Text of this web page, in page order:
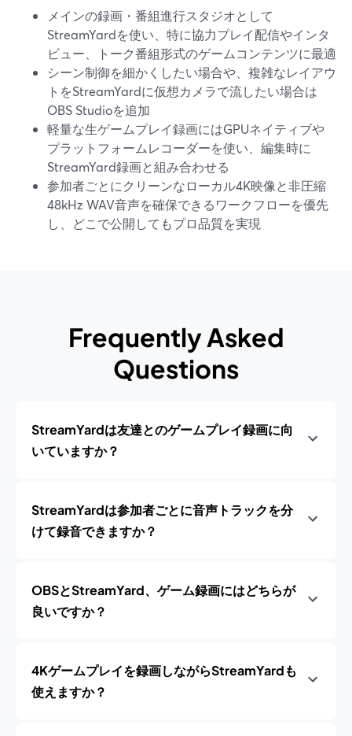
メインの録画・番組進行スタジオとして
StreamYardを使い、特に協力プレイ配信やインタ
ビュー、トーク番組形式のゲームコンテンツに最適
シーン制御を細かくしたい場合や、複雑なレイアウ
トをStreamYardに仮想カメラで流したい場合は
OBS Studioを追加
軽量な生ゲームプレイ録画にはGPUネイティブや
プラットフォームレコーダーを使い、編集時に
StreamYard録画と組み合わせる
参加者ごとにクリーンなローカル4K映像と非圧縮
48kHz WAV音声を確保できるワークフローを優先
し、どこで公開してもプロ品質を実現
Frequently Asked
Questions
StreamYardは友達とのゲームプレイ録画に向
いていますか？
StreamYardは参加者ごとに音声トラックを分
けて録音できますか？
OBSとStreamYard、ゲーム録画にはどちらが
良いですか？
4Kゲームプレイを録画しながらStreamYardも
使えますか？